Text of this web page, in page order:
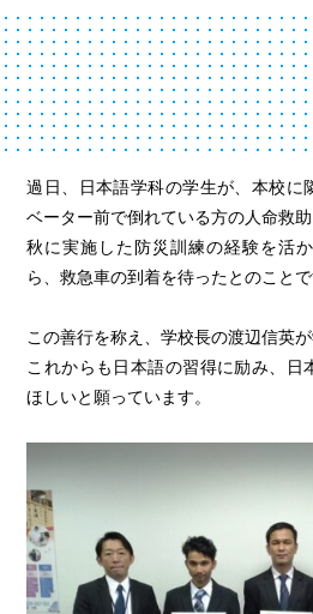
過日、日本語学科の学生が、本校に
ベーター前で倒れている方の人命救助
秋に実施した防災訓練の経験を活
ら、救急車の到着を待ったとのことで
この善行を称え、学校長の渡辺信英
これからも日本語の習得に励み、日
ほしいと願っています。